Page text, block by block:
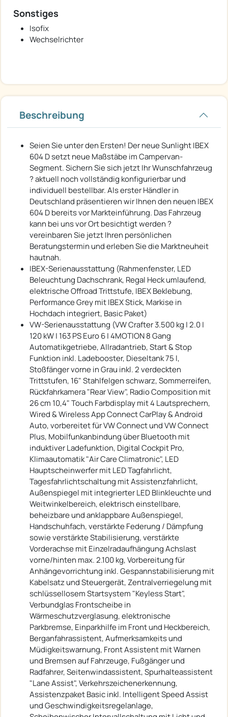
Sonstiges
Isofix
Wechselrichter
Beschreibung
Seien Sie unter den Ersten! Der neue Sunlight IBEX
604 D setzt neue Maßstäbe im Campervan-
Segment. Sichern Sie sich jetzt Ihr Wunschfahrzeug
? aktuell noch vollständig konfigurierbar und
individuell bestellbar. Als erster Händler in
Deutschland präsentieren wir Ihnen den neuen IBEX
604 D bereits vor Markteinführung. Das Fahrzeug
kann bei uns vor Ort besichtigt werden ?
vereinbaren Sie jetzt Ihren persönlichen
Beratungstermin und erleben Sie die Marktneuheit
hautnah.
IBEX-Serienausstattung (Rahmenfenster, LED
Beleuchtung Dachschrank, Regal Heck umlaufend,
elektrische Offroad Trittstufe, IBEX Beklebung,
Performance Grey mit IBEX Stick, Markise in
Hochdach integriert, Basic Paket)
VW-Serienausstattung (VW Crafter 3.500 kg | 2.0 |
120 kW | 163 PS Euro 6 | 4MOTION 8 Gang
Automatikgetriebe, Allradantrieb, Start & Stop
Funktion inkl. Ladebooster, Dieseltank 75 l,
Stoßfänger vorne in Grau inkl. 2 verdeckten
Trittstufen, 16" Stahlfelgen schwarz, Sommerreifen,
Rückfahrkamera "Rear View", Radio Composition mit
26 cm 10,4" Touch Farbdisplay mit 4 Lautsprechern,
Wired & Wireless App Connect CarPlay & Android
Auto, vorbereitet für VW Connect und VW Connect
Plus, Mobilfunkanbindung über Bluetooth mit
induktiver Ladefunktion, Digital Cockpit Pro,
Klimaautomatik "Air Care Climatronic", LED
Hauptscheinwerfer mit LED Tagfahrlicht,
Tagesfahrlichtschaltung mit Assistenzfahrlicht,
Außenspiegel mit integrierter LED Blinkleuchte und
Weitwinkelbereich, elektrisch einstellbare,
beheizbare und anklappbare Außenspiegel,
Handschuhfach, verstärkte Federung / Dämpfung
sowie verstärkte Stabilisierung, verstärkte
Vorderachse mit Einzelradaufhängung Achslast
vorne/hinten max. 2.100 kg, Vorbereitung für
Anhängevorrichtung inkl. Gespannstabilisierung mit
Kabelsatz und Steuergerät, Zentralverriegelung mit
schlüssellosem Startsystem "Keyless Start",
Verbundglas Frontscheibe in
Wärmeschutzverglasung, elektronische
Parkbremse, Einparkhilfe im Front und Heckbereich,
Berganfahrassistent, Aufmerksamkeits und
Müdigkeitswarnung, Front Assistent mit Warnen
und Bremsen auf Fahrzeuge, Fußgänger und
Radfahrer, Seitenwindassistent, Spurhalteassistent
"Lane Assist", Verkehrszeichenerkennung,
Assistenzpaket Basic inkl. Intelligent Speed Assist
und Geschwindigkeitsregelanlage,